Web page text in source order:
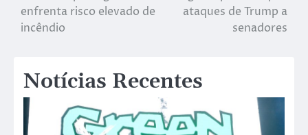
enfrenta risco elevado de
incêndio
ataques de Trump a
senadores
Notícias Recentes